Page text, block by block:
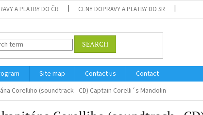
A PLATBY DO ČR CENY DOPRAVY A PLATBY DO SR
SEARCH
Site map Contact us
Contact
Corelliho (soundtrack - CD) Captain Corelli´s Mandolin